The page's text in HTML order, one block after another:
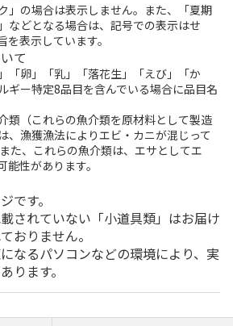
」の場合は表示しません。また、「夏期
などとなる場合は、記号での表示はせ
表示しています。
て
「卵」「乳」「落花生」「えび」「か
ギー特定8品目を含んでいる場合に品目名
類（これらの魚介類を原材料として製造
、漁獲漁法によりエビ・カニが混じって
た、これらの魚介類は、エサとしてエ
性があります。
です。
されていない「小道具類」はお届け
おりません。
なるパソコンなどの環境により、実
ります。